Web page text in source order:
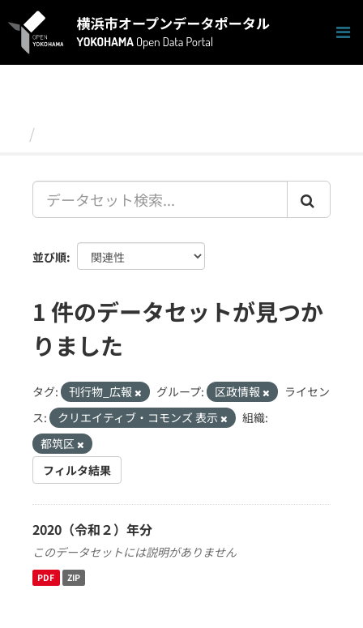
キ
並び順
1 件のデータセットが見つか
りました
タグ: 刊行物_広報 グループ: 区政情報
ライセン
ス:
クリエイティブ・コモンズ 表示
組織:
都筑区
フィルタ結果
2020（令和２）年分
このデータセットには説明がありません
PDF ZIP